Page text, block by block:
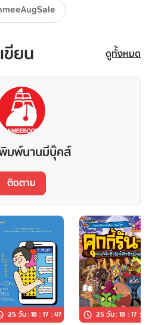
ยน ดูทั้งหมด
มพ์นานมีบุ๊คส์
ติดตาม
25 วัน:18:17 :46 25 วัน:18:17 :